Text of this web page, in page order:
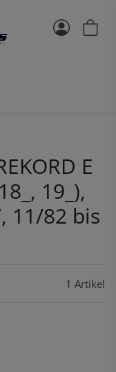
E
19_),
11/82 bis
1 Artikel